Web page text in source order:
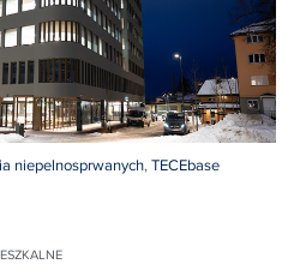
niepelnosprwanych,TECEbase